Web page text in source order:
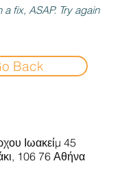
a fix, ASAP. Try again
Back
Ιωακείμ 45
106 76 Αθήνα